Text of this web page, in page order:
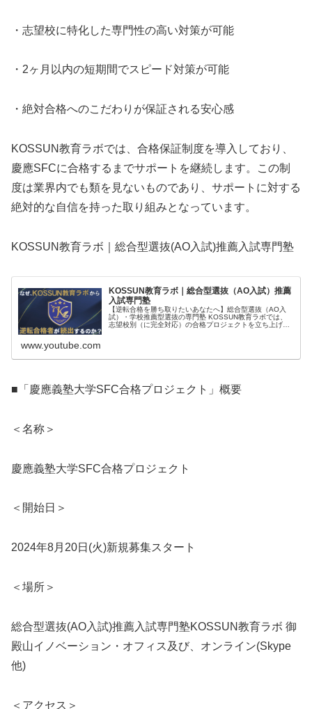
・志望校に特化した専門性の高い対策が可能
・2ヶ月以内の短期間でスピード対策が可能
・絶対合格へのこだわりが保証される安心感
KOSSUN教育ラボでは、合格保証制度を導入しており、
慶應SFCに合格するまでサポートを継続します。この制
度は業界内でも類を見ないものであり、サポートに対する
絶対的な自信を持った取り組みとなっています。
KOSSUN教育ラボ｜総合型選抜(AO入試)推薦入試専門塾
KOSSUN教育ラボ｜総合型選抜（AO入試）推薦
入試専門塾
【逆転合格を勝ち取りたいあなたへ】総合型選抜（AO入
試）・学校推薦型選抜の専門塾 KOSSUN教育ラボでは、
志望校別（に完全対応）の合格プロジェクトを立ち上げ、
www.youtube.com
■「慶應義塾大学SFC合格プロジェクト」概要
＜名称＞
慶應義塾大学SFC合格プロジェクト
＜開始日＞
2024年8月20日(火)新規募集スタート
＜場所＞
総合型選抜(AO入試)推薦入試専門塾KOSSUN教育ラボ 御
殿山イノベーション・オフィス及び、オンライン(Skype
他)
＜アクセス＞